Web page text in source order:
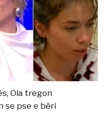
Ola tregon
se pse e bëri